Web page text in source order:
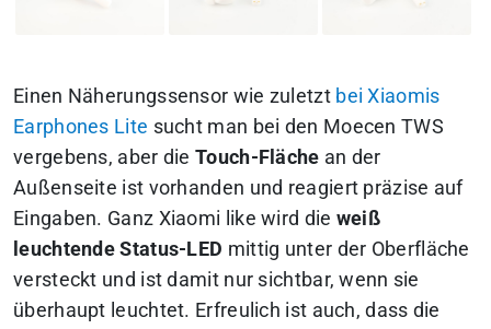
Einen Näherungssensor wie zuletzt bei Xiaomis
Earphones Lite sucht man bei den Moecen TWS
vergebens, aber dieTouch-Fläche an der
Außenseite ist vorhanden und reagiert präzise auf
Eingaben. Ganz Xiaomi like wird die weiß
leuchtende Status-LED mittig unter der Oberfläche
versteckt und ist damit nur sichtbar, wenn sie
überhaupt leuchtet. Erfreulich ist auch, dass die